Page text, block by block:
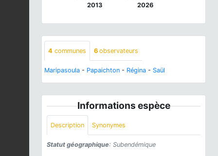
2013 2026
4 communes 6 observateurs
Maripasoula - Papaichton - Régina - Saül
Informations espèce
Description Synonymes
Statut géographique: Subendémique